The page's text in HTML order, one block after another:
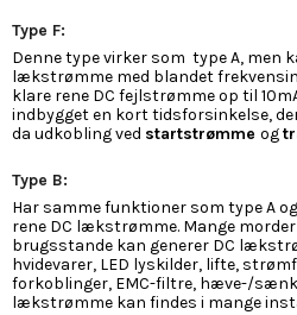
Type F:
Denne type virker som type A, men
lækstrømme med blandet
klare rene DC fejlstrømme op til
indbygget en kort tidsforsinkelse,
da udkobling ved startstrømme og
Type B:
Har samme funktioner som type A
rene DC lækstrømme. Mange
brugsstande kan generer DC
hvidevarer, LED lyskilder, lifte,
forkoblinger, EMC-filtre, hæve-/
lækstrømme kan findes i mange